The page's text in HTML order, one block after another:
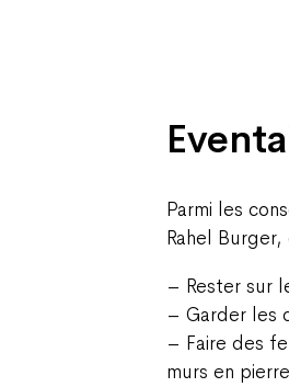
Parmi les
Rahel
– Rester sur
– Garder les
– Faire des
murs en